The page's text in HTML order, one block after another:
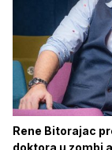
Rene Bitorajac